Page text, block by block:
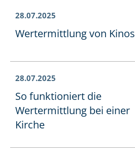
28.07.2025
Wertermittlung von Kinos
28.07.2025
So funktioniert die
Wertermittlung bei einer
Kirche